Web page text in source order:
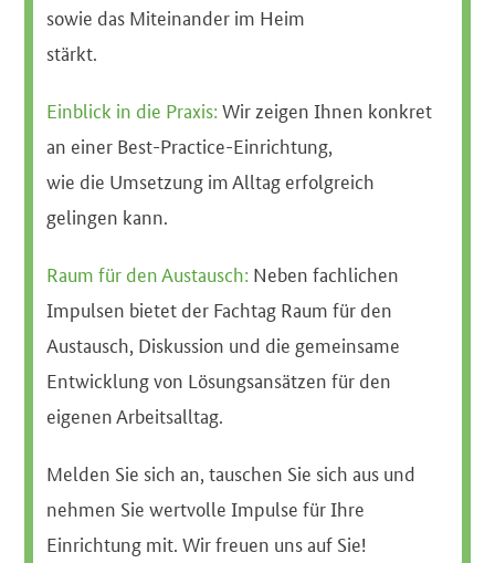
sowie das Miteinander im Heim
stärkt.
Einblick in die Praxis: Wir zeigen Ihnen konkret
an einer Best-Practice-Einrichtung,
wie die Umsetzung im Alltag erfolgreich
gelingen kann.
Raum für den Austausch: Neben fachlichen
Impulsen bietet der Fachtag Raum für den
Austausch, Diskussion und die gemeinsame
Entwicklung von Lösungsansätzen für den
eigenen Arbeitsalltag.
Melden Sie sich an, tauschen Sie sich aus und
nehmen Sie wertvolle Impulse für Ihre
Einrichtung mit. Wir freuen uns auf Sie!